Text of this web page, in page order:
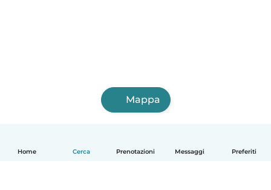
Home Cerca Prenotazioni Messaggi Preferiti
Mappa